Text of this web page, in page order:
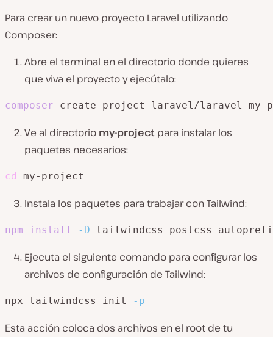
Para crear un nuevo proyecto Laravel utilizando
Composer:
Abre el terminal en el directorio donde quieres
que viva el proyecto y ejecútalo:
composer create-project laravel/laravel my-
Ve al directorio my-project para instalar los
paquetes necesarios:
cd my-project
Instala los paquetes para trabajar con Tailwind:
npm install -D tailwindcss postcss
Ejecuta el siguiente comando para configurar los
archivos de configuración de Tailwind:
npx tailwindcss init -p
Esta acción coloca dos archivos en el root de tu